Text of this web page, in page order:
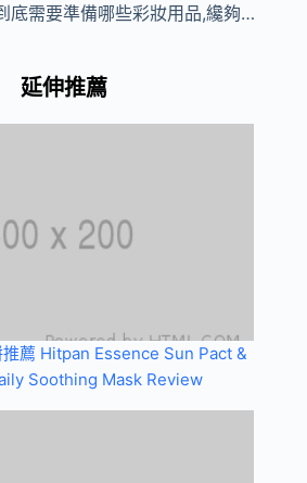
底需要準備哪些彩妝用品,纔夠…
延伸推薦
薦 Hitpan Essence Sun Pact &
Soothing Mask Review